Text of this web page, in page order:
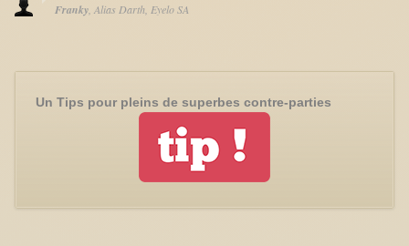
Franky Alias Darth Eyelo SA
Un Tips pour pleins de superbes contre-parties